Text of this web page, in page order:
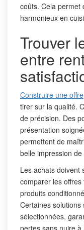
coûts. Cela permet
harmonieux en
Trouver
entre
Construire une offre
tirer sur la qualité.
de précision. Des
présentation
permettent de
belle impression
Les achats doivent
comparer les offres
produits
Certaines solutions
sélectionnées,
pertes sans nuire à